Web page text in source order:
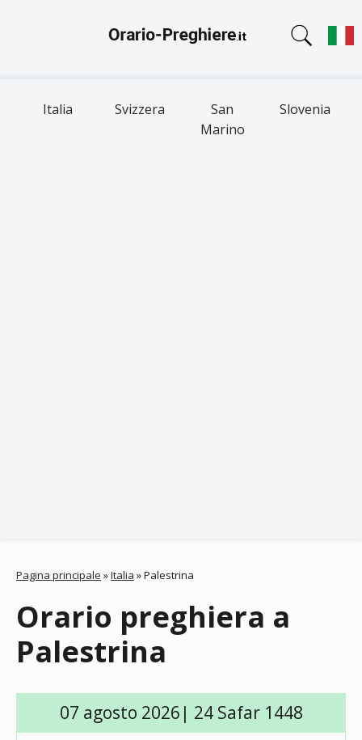
Italia Svizzera
San
Marino
Slovenia
Pagina principale »Italia »Palestrina
Orario preghiera a
Palestrina
07 agosto 2026| 24 Safar 1448